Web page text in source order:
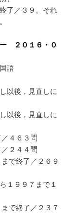
了／３９。それ
２０１６・０
語
以後，見直しに
以後，見直しに
４６３問
２４４問
で終了／２６９
１９９７まで１
で終了／２３７